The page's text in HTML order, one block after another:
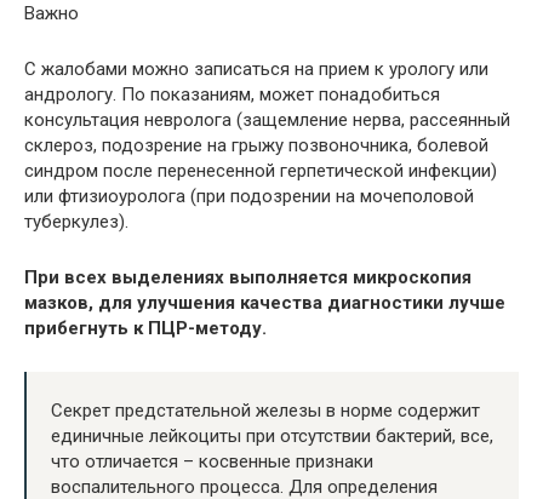
Важно
С жалобами можно записаться на прием к урологу или
андрологу. По показаниям, может понадобиться
консультация невролога (защемление нерва, рассеянный
склероз, подозрение на грыжу позвоночника, болевой
синдром после перенесенной герпетической инфекции)
или фтизиоуролога (при подозрении на мочеполовой
туберкулез).
При всех выделениях выполняется микроскопия
мазков, для улучшения качества диагностики лучше
прибегнуть к ПЦР-методу.
Секрет предстательной железы в норме содержит
единичные лейкоциты при отсутствии бактерий, все,
что отличается – косвенные признаки
воспалительного процесса. Для определения